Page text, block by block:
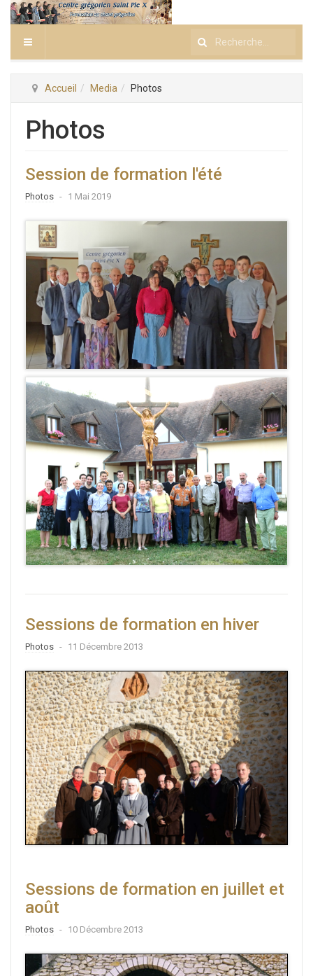
Rechercher
Accueil Media Photos
Photos
Session de formation l'été
Photos 1 Mai 2019
Sessions de formation en hiver
Photos 11 Décembre 2013
Sessions de formation en juillet et
août
Photos 10 Décembre 2013